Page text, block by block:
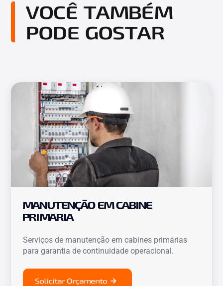
VOCÊ TAMBÉM
PODE GOSTAR
MANUTENÇÃO EM CABINE
PRIMARIA
Serviços de manutenção em cabines primárias
para garantia de continuidade operacional.
Solicitar Orçamento